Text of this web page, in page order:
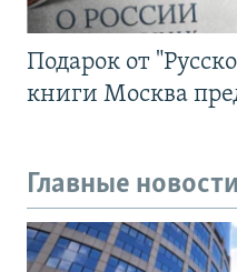
Подарок от
книги Москва
Главные новости